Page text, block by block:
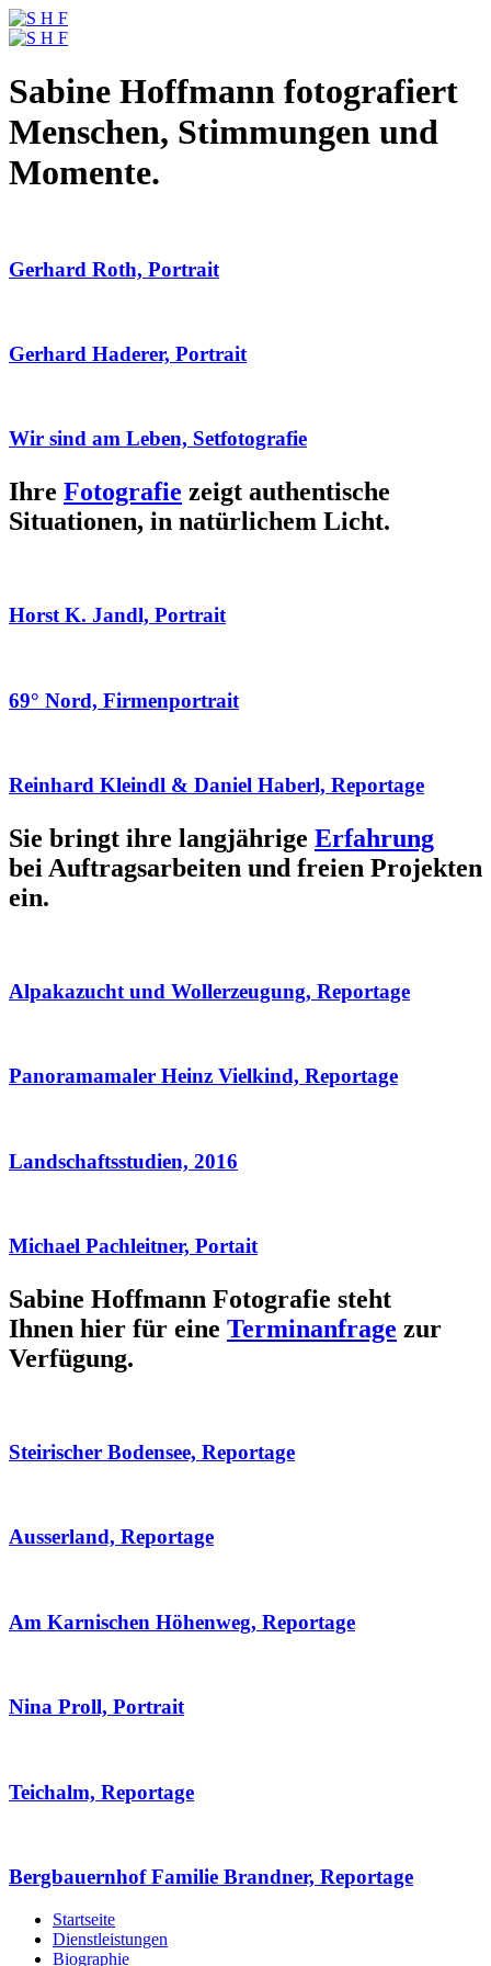
Sabine Hoffmann fotografiert
Menschen, Stimmungen und
Momente.
Gerhard Roth, Portrait
Gerhard Haderer, Portrait
Wir sind am Leben, Setfotografie
Ihre Fotografie zeigt authentische
Situationen, in natürlichem Licht.
Horst K. Jandl, Portrait
69° Nord, Firmenportrait
Reinhard Kleindl & Daniel Haberl, Reportage
Sie bringt ihre langjährige Erfahrung
bei Auftragsarbeiten und freien Projekten
ein.
Alpakazucht und Wollerzeugung, Reportage
Panoramamaler Heinz Vielkind, Reportage
Landschaftsstudien, 2016
Michael Pachleitner, Portait
Sabine Hoffmann Fotografie steht
Ihnen hier für eine Terminanfrage zur
Verfügung.
Steirischer Bodensee, Reportage
Ausserland, Reportage
Am Karnischen Höhenweg, Reportage
Nina Proll, Portrait
Teichalm, Reportage
Bergbauernhof Familie Brandner, Reportage
Startseite
Dienstleistungen
Biographie